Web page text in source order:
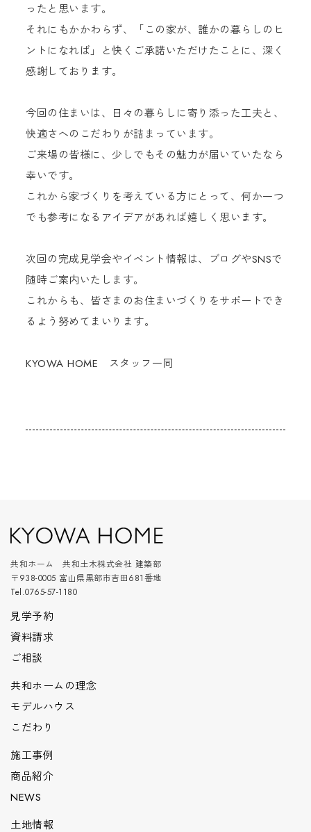
ったと思います。
それにもかかわらず、「この家が、誰かの暮らしのヒ
ントになれば」と快くご承諾いただけたことに、深く
感謝しております。
今回の住まいは、日々の暮らしに寄り添った工夫と、
快適さへのこだわりが詰まっています。
ご来場の皆様に、少しでもその魅力が届いていたなら
幸いです。
これから家づくりを考えている方にとって、何か一つ
でも参考になるアイデアがあれば嬉しく思います。
次回の完成見学会やイベント情報は、ブログやSNSで
随時ご案内いたします。
これからも、皆さまのお住まいづくりをサポートでき
るよう努めてまいります。
KYOWA HOME スタッフ一同
共和ホーム 共和土木株式会社 建築部
〒938-0005 富山県黒部市吉田681番地
Tel.0765-57-1180
見学予約
資料請求
ご相談
共和ホームの理念
モデルハウス
こだわり
施工事例
商品紹介
NEWS
土地情報